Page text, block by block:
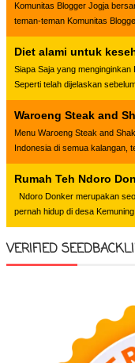
Komunitas Blogger Jogja
teman-teman Komunitas
Diet alami untuk
Siapa Saja yang
Seperti telah dijelaskan
Waroeng Steak and
Menu Waroeng Steak and
Indonesia di semua kalangan,
Rumah Teh Ndoro
Ndoro Donker merupakan
pernah hidup di desa
VERIFIED